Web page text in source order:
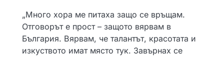
„Много хора ме питаха защо се връщам.
Отговорът е прост – защото вярвам в
България. Вярвам, че талантът, красотата и
изкуството имат място тук. Завърнах се